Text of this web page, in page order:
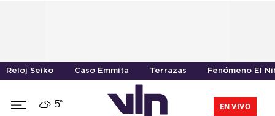
Reloj Seiko Caso Emmita Terrazas Fenómeno El
5° EN VIVO